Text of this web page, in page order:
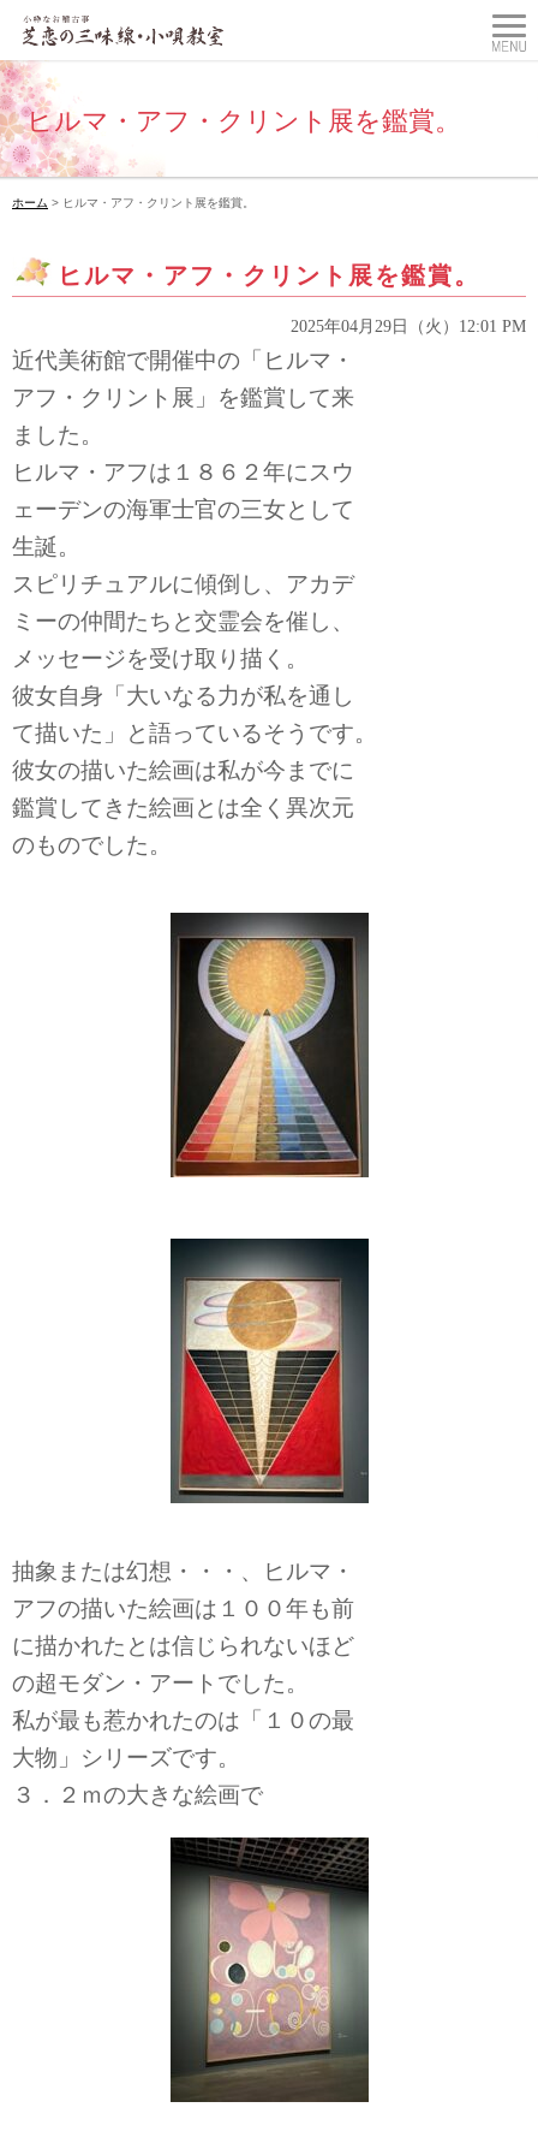
ヒルマ・アフ・クリント展を鑑賞。
ホーム > ヒルマ・アフ・クリント展を鑑賞。
ヒルマ・アフ・クリント展を鑑賞。
2025年04月29日（火）12:01 PM
近代美術館で開催中の「ヒルマ・
アフ・クリント展」を鑑賞して来
ました。
ヒルマ・アフは１８６２年に スウ
ェーデンの海軍士官の三女として
生誕。
スピリチュアルに傾倒し、アカデ
ミーの仲間たちと交霊会を催し、
メッセージを受け取り描く。
彼女自身「大いなる力が私を通し
て描いた」と語っているそうです。
彼女の描いた絵画は私が今までに
鑑賞 してきた絵画とは全く異次元
のものでした。
抽象または幻想・・・、ヒルマ・
アフの描いた絵画は１００年も前
に描かれたとは信じられないほど
の超モダン・アートでした。
私が最も惹かれたのは「１０の最
大物」シリーズです。
３．２ｍの大きな絵画で